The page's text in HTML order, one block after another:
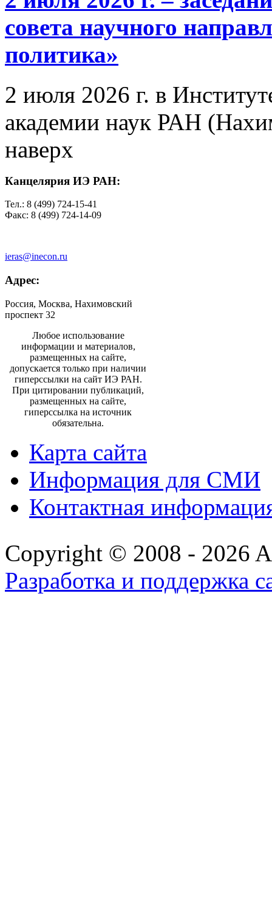
совета научного
политика»
2 июля 2026 г. в
академии наук РАН
наверх
Канцелярия ИЭ РАН:
Тел.: 8 (499) 724-15-41
Факс: 8 (499) 724-14-09
ieras@inecon.ru
Адрес:
Россия, Москва, Нахимовский
проспект 32
Любое использование
информации и материалов,
размещенных на сайте,
допускается только при наличии
гиперссылки на сайт ИЭ РАН.
При цитировании публикаций,
размещенных на сайте,
гиперссылка на источник
обязательна.
Карта сайта
Информация для СМИ
Контактная
Copyright © 2008 - 2026
Разработка и поддержка